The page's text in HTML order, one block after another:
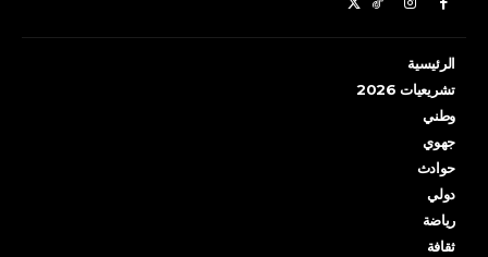
الرئيسية
تشريعيات 2026
وطني
جهوي
حوادث
دولي
رياضة
ثقافة